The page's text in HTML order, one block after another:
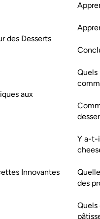
des Desserts
aux
Innovantes
Quels
Y a-t-
des
Quels